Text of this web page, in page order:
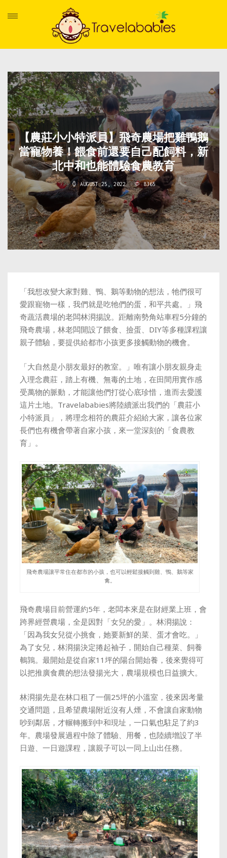
【農莊小小特派員】飛奇農場把雞鴨鵝
當寵物養！餵食前還要自己配飼料，新
北中和也能體驗食農教育
AUGUST 25, 2022 8365
「我想改變大家對雞、鴨、鵝等動物的想法，牠們很可
愛跟寵物一樣，我們就是吃牠們的蛋，和平共處。」飛
奇蔬活農場的老闆林浻揚說。距離南勢角站車程5分鐘的
飛奇農場，林老闆開設了餵食、撿蛋、DIY等多種課程讓
親子體驗，要提供給都市小孩更多接觸動物的機會。
「大自然是小朋友最好的教室。」唯有讓小朋友親身走
入理念農莊，踏上有機、無毒的土地，在田間用實作感
受萬物的脈動，才能讓他們打從心底珍惜，進而去愛護
這片土地。Travelababies將陸續派出我們的「農莊小
小特派員」，將理念相符的農莊介紹給大家，讓各位家
長們也有機會帶著自家小孩，來一堂深刻的「食農教
育」。
飛奇農場讓平常住在都市的小孩，也可以輕鬆接觸到雞、鴨、鵝等家
禽。
飛奇農場目前營運約5年，老闆本來是在財經業上班，會
跨界經營農場，全是因對「女兒的愛」。林浻揚說：
「因為我女兒從小挑食，她要新鮮的菜、蛋才會吃。」
為了女兒，林浻揚決定捲起袖子，開始自己種菜、飼養
鵪鶉。最開始是從自家11坪的陽台開始養，後來覺得可
以把推廣食農的想法發揚光大，農場規模也日益擴大。
林浻揚先是在林口租了一個25坪的小溫室，後來因考量
交通問題，且希望農場附近沒有人煙，不會讓自家動物
吵到鄰居，才輾轉搬到中和現址，一口氣也駐足了約3
年。農場發展過程中除了體驗、用餐，也陸續增設了半
日遊、一日遊課程，讓親子可以一同上山出任務。